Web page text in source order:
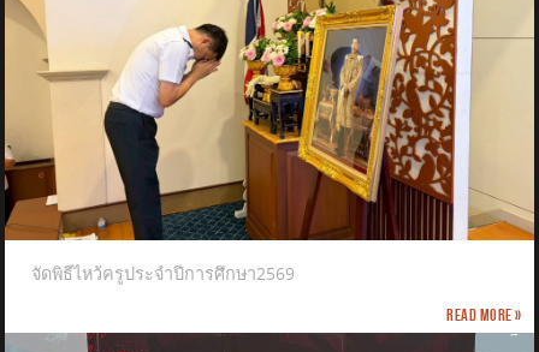
จัดพิธีไหว้ครูประจำปีการศึกษา2569
Read more »